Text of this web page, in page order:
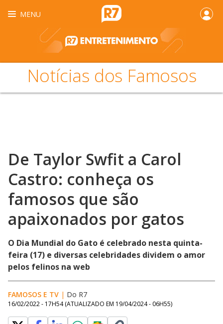
MENU
Notícias dos Famosos
De Taylor Swfit a Carol
Castro: conheça os
famosos que são
apaixonados por gatos
O Dia Mundial do Gato é celebrado nesta quinta-
feira (17) e diversas celebridades dividem o amor
pelos felinos na web
FAMOSOS E TV | Do R7
16/02/2022 - 17H54 (ATUALIZADO EM 19/04/2024 - 06H55)